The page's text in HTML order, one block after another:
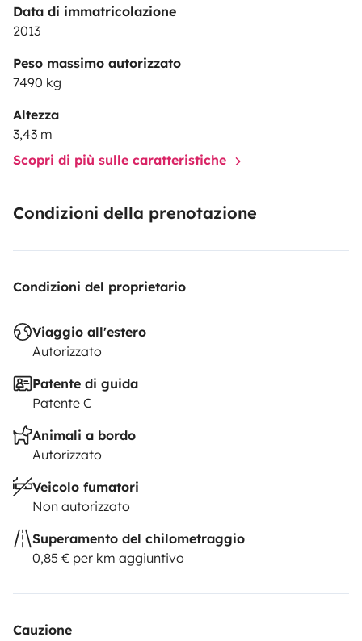
Data di immatricolazione
2013
Peso massimo autorizzato
7490 kg
Altezza
3,43 m
Scopri di più sulle caratteristiche
Condizioni della prenotazione
Condizioni del proprietario
Viaggio all'estero
Autorizzato
Patente di guida
Patente C
Animali a bordo
Autorizzato
Veicolo fumatori
Non autorizzato
Superamento del chilometraggio
0,85 € per km aggiuntivo
Cauzione